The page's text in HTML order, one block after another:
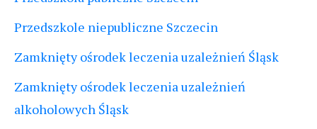
Przedszkole niepubliczne Szczecin
Zamknięty ośrodek leczenia uzależnień Śląsk
Zamknięty ośrodek leczenia uzależnień
alkoholowych Śląsk